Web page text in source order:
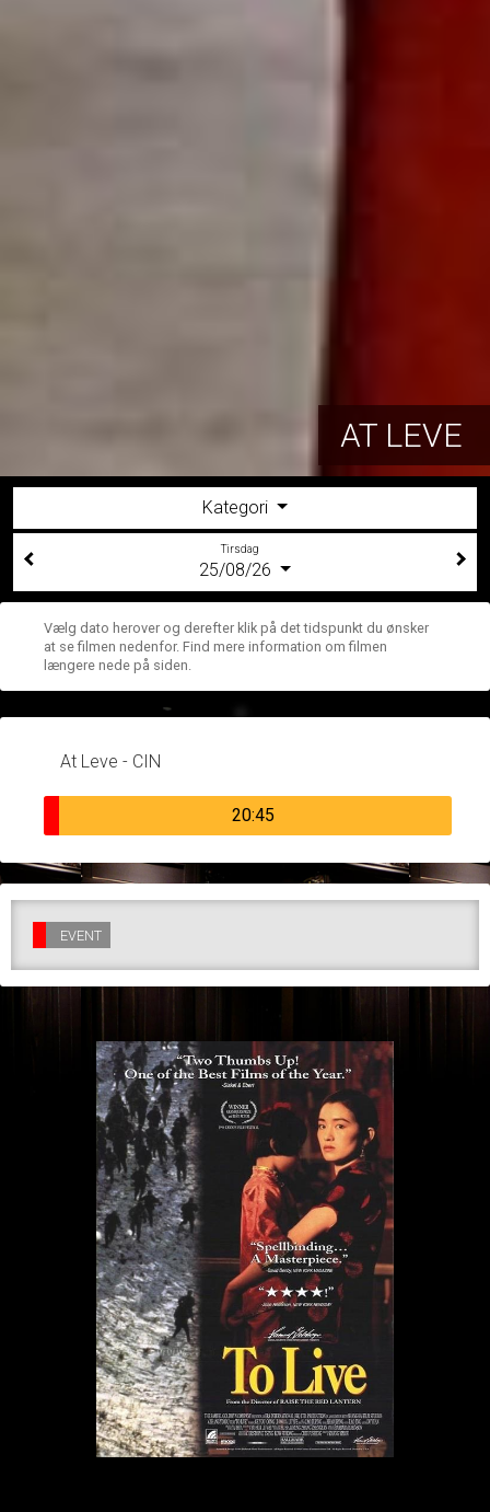
AT LEVE
Kategori
Tirsdag
25/08/26
Vælg dato herover og derefter klik på det tidspunkt du ønsker
at se filmen nedenfor. Find mere information om filmen
længere nede på siden.
At Leve - CIN
20:45
EVENT